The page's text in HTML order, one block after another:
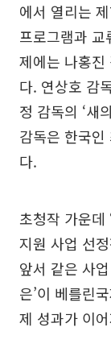
에서 열리는
프로그램과
제에는 나홍진
다. 연상호 감
정 감독의 ‘새
감독은 한국
다.
초청작 가운데
지원 사업 선
앞서 같은 사
은’이 베를린
제 성과가 이